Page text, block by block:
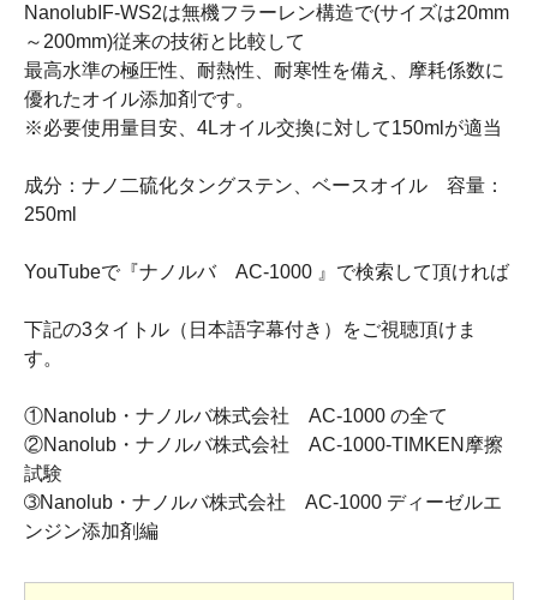
NanolubIF-WS2は無機フラーレン構造で(サイズは20mm
～200mm)従来の技術と比較して
最高水準の極圧性、耐熱性、耐寒性を備え、摩耗係数に
優れたオイル添加剤です。
※必要使用量目安、4Lオイル交換に対して150mlが適当
成分：ナノ二硫化タングステン、ベースオイル 容量：
250ml
YouTubeで『ナノルバ AC-1000 』で検索して頂ければ
下記の3タイトル（日本語字幕付き）をご視聴頂けま
す。
①Nanolub・ナノルバ株式会社 AC-1000 の全て
②Nanolub・ナノルバ株式会社 AC-1000-TIMKEN摩擦
試験
➂Nanolub・ナノルバ株式会社 AC-1000 ディーゼルエ
ンジン添加剤編